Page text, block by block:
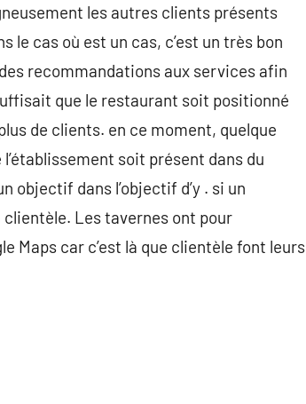
les autres clients présents
cas où est un cas, c’est un très bon
recommandations aux services afin
que le restaurant soit positionné
de clients. en ce moment, quelque
soit présent dans du
dans l’objectif d’y . si un
clientèle. Les tavernes ont pour
Maps car c’est là que clientèle font leurs